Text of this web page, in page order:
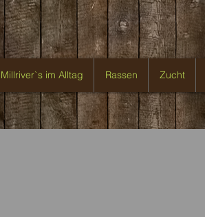
Millriver`s im Alltag Rassen Zucht